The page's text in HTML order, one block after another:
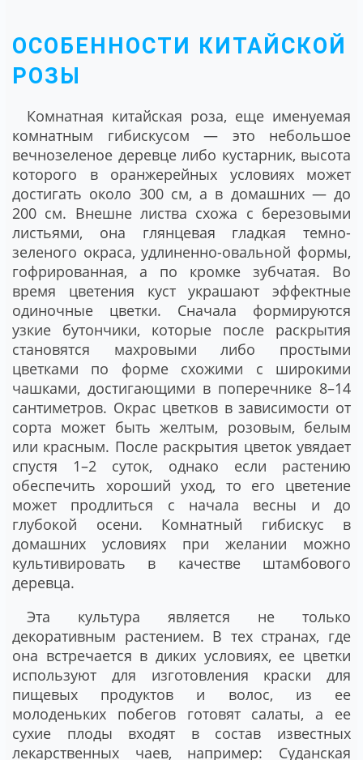
ОСОБЕННОСТИ КИТАЙСКОЙ
РОЗЫ
Комнатная китайская роза, еще именуемая
комнатным гибискусом ― это небольшое
вечнозеленое деревце либо кустарник, высота
которого в оранжерейных условиях может
достигать около 300 см, а в домашних ― до
200 см. Внешне листва схожа с березовыми
листьями, она глянцевая гладкая темно-
зеленого окраса, удлиненно-овальной формы,
гофрированная, а по кромке зубчатая. Во
время цветения куст украшают эффектные
одиночные цветки. Сначала формируются
узкие бутончики, которые после раскрытия
становятся махровыми либо простыми
цветками по форме схожими с широкими
чашками, достигающими в поперечнике 8–14
сантиметров. Окрас цветков в зависимости от
сорта может быть желтым, розовым, белым
или красным. После раскрытия цветок увядает
спустя 1–2 суток, однако если растению
обеспечить хороший уход, то его цветение
может продлиться с начала весны и до
глубокой осени. Комнатный гибискус в
домашних условиях при желании можно
культивировать в качестве штамбового
деревца.
Эта культура является не только
декоративным растением. В тех странах, где
она встречается в диких условиях, ее цветки
используют для изготовления краски для
пищевых продуктов и волос, из ее
молоденьких побегов готовят салаты, а ее
сухие плоды входят в состав известных
лекарственных чаев, например: Суданская